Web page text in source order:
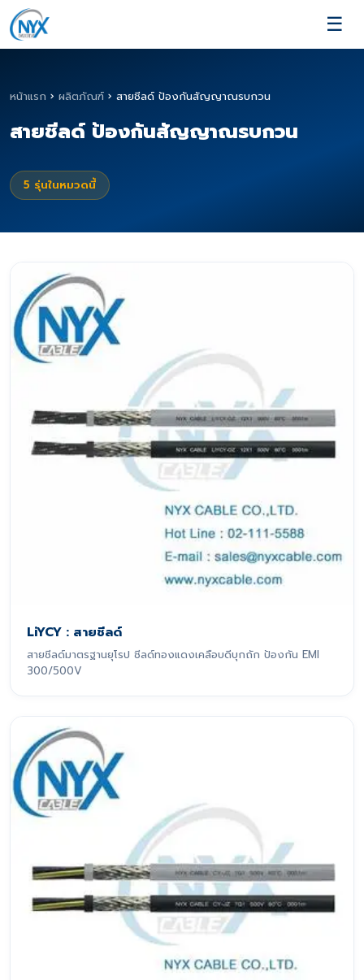
☰
หน้าแรก › ผลิตภัณฑ์ › สายชีลด์ ป้องกันสัญญาณรบกวน
สายชีลด์ ป้องกันสัญญาณรบกวน
5 รุ่นในหมวดนี้
LiYCY : สายชีลด์
สายชีลด์มาตรฐานยุโรป ชีลด์ทองแดงเคลือบดีบุกถัก ป้องกัน EMI
300/500V